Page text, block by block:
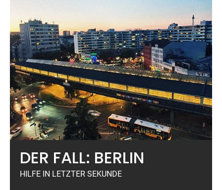
DER FALL: BERLIN
HILFE IN LETZTER SEKUNDE